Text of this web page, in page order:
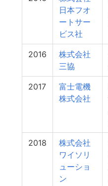
日本フオ
ートサー
ビス社
2016
株式会社
三協
2017
富士電機
株式会社
2018
株式会社
ワイソリ
ューショ
ン